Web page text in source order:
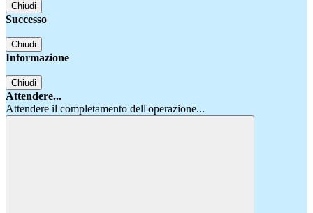
Chiudi
Successo
Chiudi
Informazione
Chiudi
Attendere...
Attendere il completamento dell'operazione...